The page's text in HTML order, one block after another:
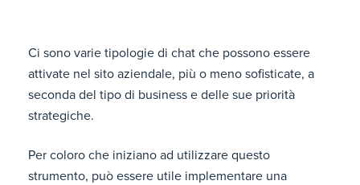
Ci sono varie tipologie di chat che possono essere
attivate nel sito aziendale, più o meno sofisticate, a
seconda del tipo di business e delle sue priorità
strategiche.
Per coloro che iniziano ad utilizzare questo
strumento, può essere utile implementare una